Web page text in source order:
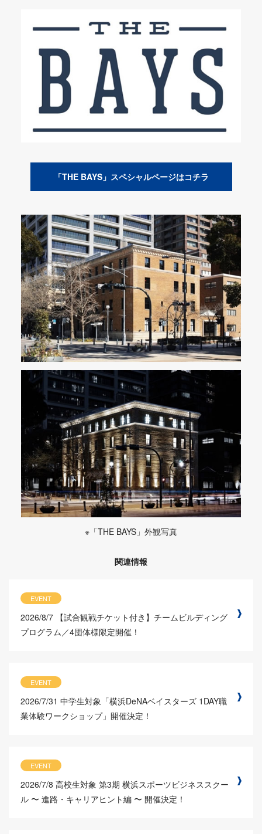
「THE BAYS」スペシャルページはコチラ
※「THE BAYS」外観写真
関連情報
EVENT
2026/8/7 【試合観戦チケット付き】チームビルディング
プログラム／4団体様限定開催！
EVENT
2026/7/31 中学生対象「横浜DeNAベイスターズ 1DAY職
業体験ワークショップ」開催決定！
EVENT
2026/7/8 高校生対象 第3期 横浜スポーツビジネススクー
ル 〜 進路・キャリアヒント編 〜 開催決定！